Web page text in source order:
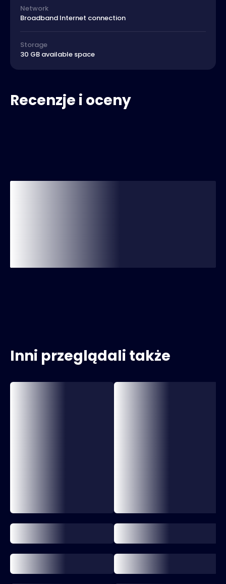
Network
Broadband Internet connection
Storage
30 GB available space
Recenzje i oceny
Inni przeglądali także